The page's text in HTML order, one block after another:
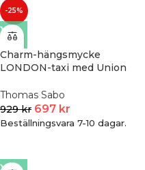
-25%
Charm-hängsmycke
LONDON-taxi med Union
Thomas Sabo
929kr 697 kr
Beställningsvara 7-10 dagar.